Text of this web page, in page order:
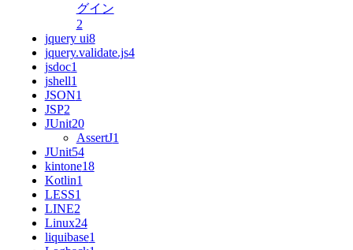
グイン
2
jquery ui8
jquery.validate.js4
jsdoc1
jshell1
JSON1
JSP2
JUnit20
AssertJ1
JUnit54
kintone18
Kotlin1
LESS1
LINE2
Linux24
liquibase1